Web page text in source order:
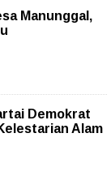
Manunggal,
Demokrat
Alam